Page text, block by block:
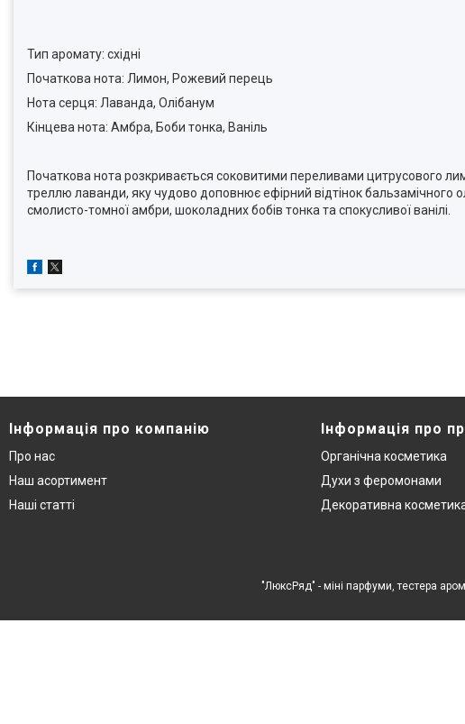
Тип аромату: східні
Початкова нота: Лимон, Рожевий перець
Нота серця: Лаванда, Олібанум
Кінцева нота: Амбра, Боби тонка, Ваніль
Початкова нота розкривається соковитими переливами цитрусового
треллю лаванди, яку чудово доповнює ефірний відтінок бальзамічного
смолисто-томної амбри, шоколадних бобів тонка та спокусливої ванілі.
Інформація про компанію
Про нас
Наш асортимент
Наші статті
Інформація про
Органічна косметика
Духи з феромонами
Декоративна